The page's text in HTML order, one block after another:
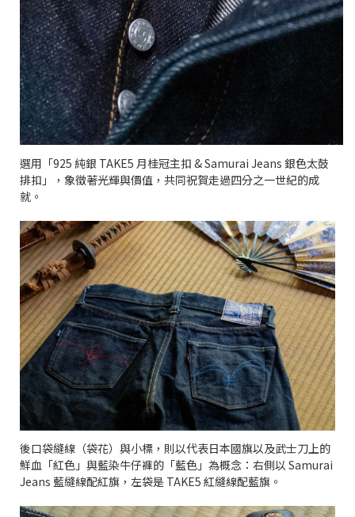
選用「925 純銀 TAKE5 月桂冠主扣 & Samurai Jeans 銀色太鼓
排扣」，象徵著光輝與價值，共同祝賀走過四分之一世紀的成
就。
後口袋縫線（袋花）與小標，則以代表日本國旗以及武士刀上的
鮮血「紅色」與藍染牛仔褲的「藍色」為概念：右側以 Samurai
Jeans 藍縫線配紅旗，左袋是 TAKE5 紅縫線配藍旗。